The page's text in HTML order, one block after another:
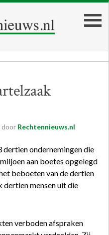
door Rechtennieuws.nl
ondernemingen die
aan boetes opgelegd
beboeten van de dertien
mensen uit die
verboden afspraken